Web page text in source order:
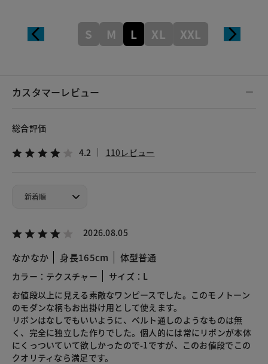
S M L XL XXL
カスタマーレビュー
総合評価
4.2 110レビュー
2026.08.05
なかなか 身長165cm 体型普通
カラー：テクスチャー
サイズ：L
お値段以上に見える素敵なワンピースでした。このモノトーン
のモダンな柄もお出掛け用として使えます。
リボンはなしでもいいように、ベルト通しのようなものは無
く、完全に独立した作りでした。個人的には常にリボンが本体
にくっついていて欲しかったので-1ですが、このお値段でこの
クオリティなら満足です。